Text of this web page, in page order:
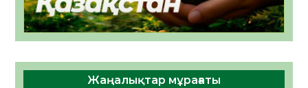
Жаңалықтар мұрағаты